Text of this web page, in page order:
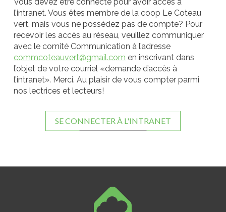
l’intranet. Vous êtes membre de la coop Le Coteau
vert, mais vous ne possédez pas de compte? Pour
recevoir les accès au réseau, veuillez communiquer
avec le comité Communication à l’adresse
commcoteauvert@gmail.com en inscrivant dans
l’objet de votre courriel «demande d’accès à
l’intranet». Merci. Au plaisir de vous compter parmi
nos lectrices et lecteurs!
SE CONNECTER À L'INTRANET